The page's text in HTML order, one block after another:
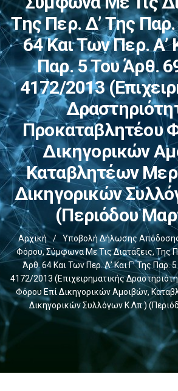
Της Περ. Δ’ Της
64 Και Των Περ. Α’
Παρ. 5 Του Άρθ.
4172/2013
Προκαταβλητέου
Δικηγορικών
Καταβλητέων
Δικηγορικών
(περιόδου
Αρχική /
Υποβολή Δήλωσης
Φόρου, Σύμφωνα Με Τις Διατάξεις, Της
Άρθ. 64 Και Των Περ. Α’ Και Γ’ Της Παρ.
4172/2013 (επιχειρηματικής
Φόρου Επί Δικηγορικών Αμοιβών,
Δικηγορικών Συλλόγων Κ.λπ.)